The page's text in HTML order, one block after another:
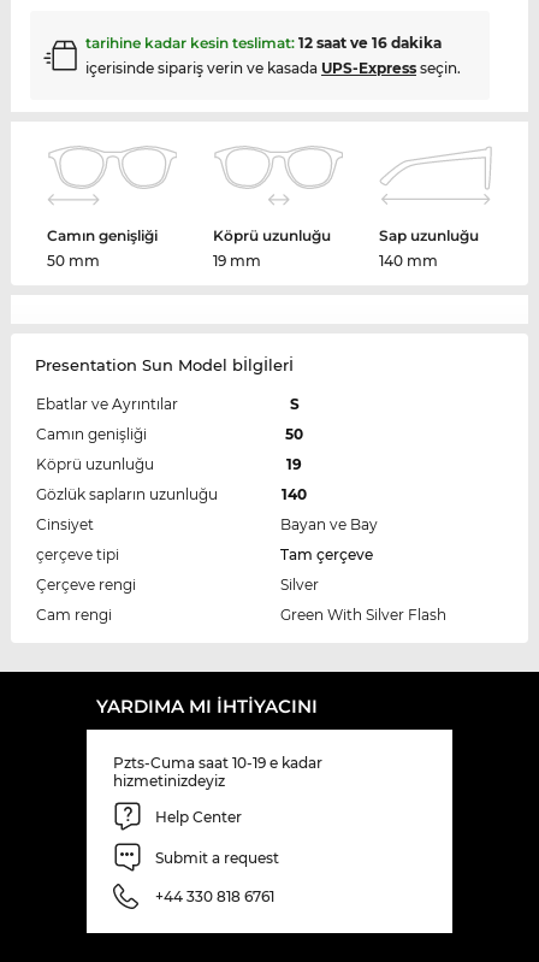
tarihine kadar kesin teslimat: 12 saat ve 16 dakika
içerisinde sipariş verin ve kasada UPS-Expressseçin.
Camın genişliği
50 mm
Köprü uzunluğu
19 mm
Sap uzunluğu
140 mm
Presentation Sun Model bİlgİlerİ
Ebatlar ve Ayrıntılar
S
Camın genişliği
50
Köprü uzunluğu
19
Gözlük sapların uzunluğu
140
Cinsiyet
Bayan ve Bay
çerçeve tipi
Tam çerçeve
Çerçeve rengi
Silver
Cam rengi
Green With Silver Flash
YARDIMA MI IHTIYACINI
Pzts-Cuma saat 10-19 e kadar
hizmetinizdeyiz
Help Center
Submit a request
+44 330 818 6761